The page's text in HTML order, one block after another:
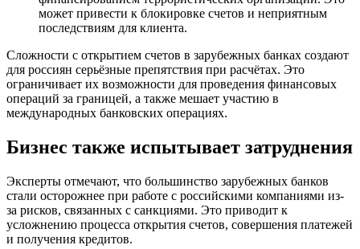
может привести к блокировке счетов и неприятным
последствиям для клиента.
Сложности с открытием счетов в зарубежных банках создают
для россиян серьёзные препятствия при расчётах. Это
ограничивает их возможности для проведения финансовых
операций за границей, а также мешает участию в
международных банковских операциях.
Бизнес также испытывает затруднения
Эксперты отмечают, что большинство зарубежных банков
стали осторожнее при работе с российскими компаниями из-
за рисков, связанных с санкциями. Это приводит к
усложнению процесса открытия счетов, совершения платежей
и получения кредитов.